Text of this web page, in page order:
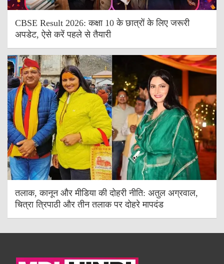
CBSE Result 2026: कक्षा 10 के छात्रों के लिए जरूरी
अपडेट, ऐसे करें पहले से तैयारी
तलाक, कानून और मीडिया की दोहरी नीति: अतुल अग्रवाल,
चित्रा त्रिपाठी और तीन तलाक पर दोहरे मापदंड